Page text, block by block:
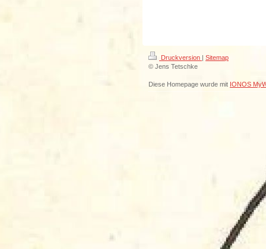
Druckversion | Sitemap
© Jens Tetschke
Diese Homepage wurde mit IONOS